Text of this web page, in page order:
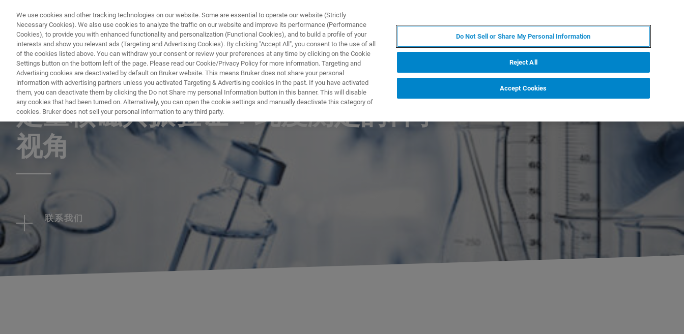
PRODUKTE & LÖSUNGEN ANWENDUNGEN SERVICE
网络研讨会
定量核磁共振验证：纯度测定的科学
视角
联系我们
We use cookies and other tracking technologies on our website. Some are essential to operate our website (Strictly
Necessary Cookies). We also use cookies to analyze the traffic on our website and improve its performance (Performance
Cookies), to provide you with enhanced functionality and personalization (Functional Cookies), and to build a profile of your
interests and show you relevant ads (Targeting and Advertising Cookies). By clicking "Accept All", you consent to the use of all
of the cookies listed above. You can withdraw your consent or review your preferences at any time by clicking on the Cookie
Settings button on the bottom left of the page. Please read our Cookie/Privacy Policy for more information. Targeting and
Advertising cookies are deactivated by default on Bruker website. This means Bruker does not share your personal
information with advertising partners unless you activated Targeting & Advertising cookies in the past. If you have activated
them, you can deactivate them by clicking the Do not Share my personal Information button in this banner. This will disable
any cookies that had been turned on. Alternatively, you can open the cookie settings and manually deactivate this category of
cookies. Bruker does not sell your personal information to any third party.
Do Not Sell or Share My Personal Information
Reject All
Accept Cookies